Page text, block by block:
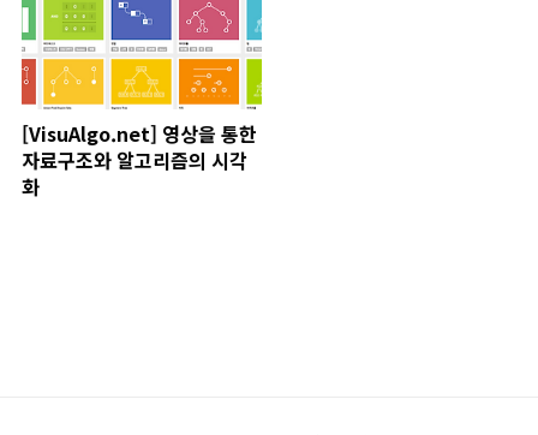
[VisuAlgo.net] 영상을 통한
자료구조와 알고리즘의 시각
화